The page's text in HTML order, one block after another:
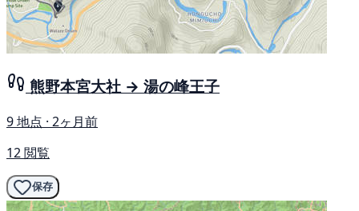
熊野本宮大社 → 湯の峰王子
9 地点 · 2ヶ月前
12 閲覧
保存